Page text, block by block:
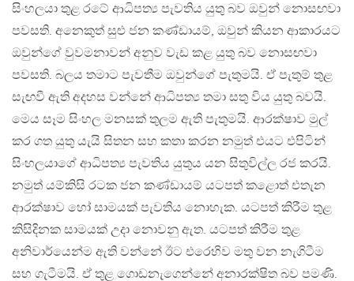
සිංහලයා තුළ රටේ ආධිපත්‍ය පැවතිය යුතු බව ඔවුන් නොසඟවා
පවසති. අනෙකුත් සුළු ජන කණ්ඩායම්, ඔවුන් කියන ආකාරයට
ඔවුන්ගේ වුවමනාවන් අනුව වැඩ කළ යුතු බව නොසඟවා
පවසති. බලය තමාට පැවතීම ඔවුන්ගේ පැතුමයි. ඒ පැතුම් තුළ
සැඟවී ඇති අදහස වන්නේ ආධිපත්‍ය තමා සතු විය යුතු බවයි.
මෙය සෑම සිංහල මනසක් තුලම ඇති පැතුමයි. ආරක්ෂාව මුල්
කර ගත යුතු යැයි සිතන සහ කතා කරන නමුත් එයට එපිටින්
සිංහලයාගේ ආධිපත්‍ය පැවතිය යුතුය යන සිතුවිල්ල රජ කරයි.
නමුත් යම්කිසි රටක ජන කණ්ඩායම් යටපත් කළොත් එතැන
ආරක්ෂාව හෝ සාමයක් පැවතිය නොහැක. යටපත් කිරීම තුළ
කිසිදිනක සාමයක් උදා නොවනු ඇත. යටපත් කිරීම තුළ
අනිවාර්යෙන්ම ඇති වන්නේ ඊට එරෙහිව මතු වන නැගිටීම
සහ ගැටීමයි. ඒ තුළ ගොඩනැගෙන්නේ අනාරක්ෂිත බව පමණි.